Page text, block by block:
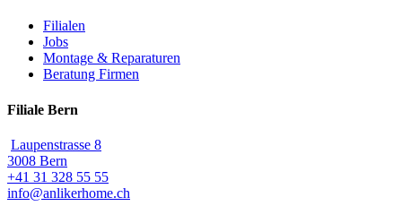
Filialen
Jobs
Montage & Reparaturen
Beratung Firmen
Filiale Bern
Laupenstrasse 8
3008 Bern
+41 31 328 55 55
info@anlikerhome.ch